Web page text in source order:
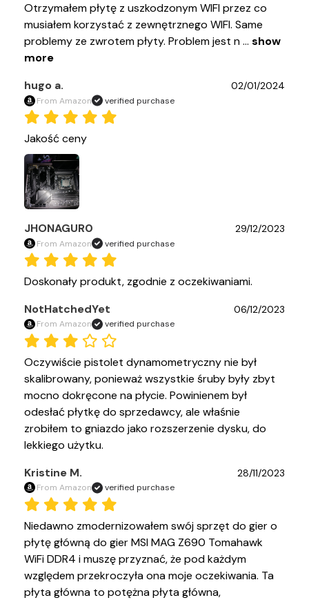
Otrzymałem płytę z uszkodzonym WIFI przez co
musiałem korzystać z zewnętrznego WIFI. Same
problemy ze zwrotem płyty. Problem jest n ... show
more
hugo a.
02/01/2024
From Amazon verified purchase
Jakość ceny
JHONAGUR0 29/12/2023
From Amazon verified purchase
Doskonały produkt, zgodnie z oczekiwaniami.
NotHatchedYet
06/12/2023
From Amazon verified purchase
Oczywiście pistolet dynamometryczny nie był
skalibrowany, ponieważ wszystkie śruby były zbyt
mocno dokręcone na płycie. Powinienem był
odesłać płytkę do sprzedawcy, ale właśnie
zrobiłem to gniazdo jako rozszerzenie dysku, do
lekkiego użytku.
Kristine M.
28/11/2023
From Amazon verified purchase
Niedawno zmodernizowałem swój sprzęt do gier o
płytę główną do gier MSI MAG Z690 Tomahawk
WiFi DDR4 i muszę przyznać, że pod każdym
względem przekroczyła ona moje oczekiwania. Ta
płyta główna to potężna płyta główna,